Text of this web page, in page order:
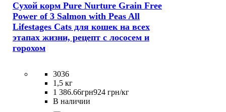
Сухой корм Pure Nurture Grain Free
Power of 3 Salmon with Peas All
Lifestages Cats для кошек на всех
этапах жизни, рецепт с лососем и
горохом
3036
1,5 кг
1 386.66грн924 грн/кг
В наличии